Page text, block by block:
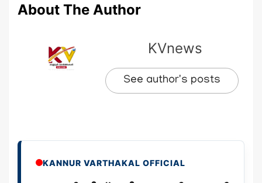
About The Author
KVnews
See author's posts
KANNUR VARTHAKAL OFFICIAL